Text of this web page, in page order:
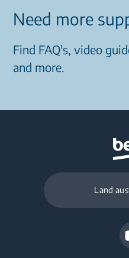
Need more
Find FAQ's, video
and more.
Land